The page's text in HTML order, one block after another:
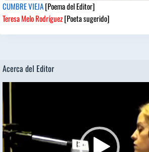
CUMBRE VIEJA[Poema del Editor]
Teresa Melo Rodríguez[Poeta sugerido]
Acerca del Editor
de
vídeo